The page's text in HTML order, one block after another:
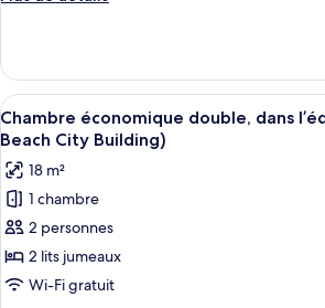
sur
la
mer
(Star)
Suite
studio,
vue
sur
mer
(Star)
Afficher
toutes
les
photos
pour
ce
type
de
Une
3
Chambre économique double, dans
Beach City Building)
18 m²
1 chambre
2 personnes
2 lits jumeaux
Wi-Fi gratuit